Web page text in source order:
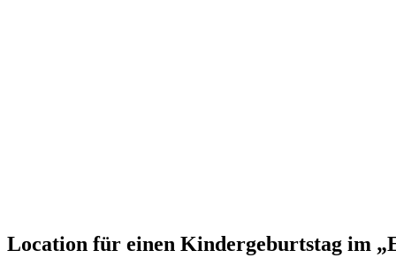
Location für einen Kindergeburtstag im